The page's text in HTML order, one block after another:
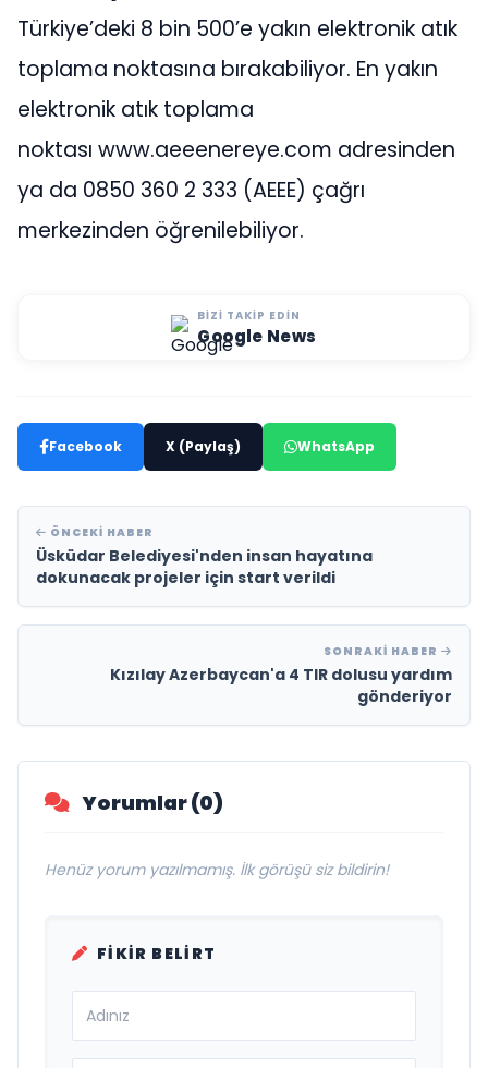
Türkiye’deki 8 bin 500’e yakın elektronik atık
toplama noktasına bırakabiliyor. En yakın
elektronik atık toplama
noktası www.aeeenereye.com adresinden
ya da 0850 360 2 333 (AEEE) çağrı
merkezinden öğrenilebiliyor.
BIZI TAKIP EDIN
Google News
Facebook X (Paylaş) WhatsApp
ÖNCEKI HABER
Üsküdar Belediyesi'nden insan hayatına
dokunacak projeler için start verildi
SONRAKI HABER
Kızılay Azerbaycan'a 4 TIR dolusu yardım
gönderiyor
Yorumlar (0)
Henüz yorum yazılmamış. İlk görüşü siz bildirin!
FIKIR BELIRT